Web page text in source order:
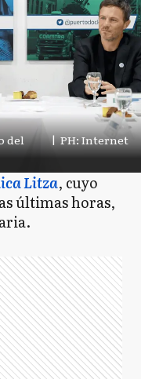
del
| PH: Internet
Litza, cuyo
últimas horas,